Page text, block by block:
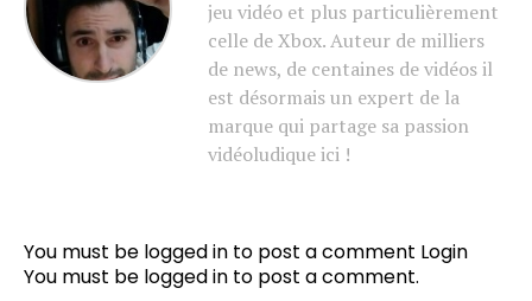
jeu vidéo et plus particulièrement
celle de Xbox. Auteur de milliers
de news, de centaines de vidéos il
est désormais un expert de la
marque qui partage sa passion
vidéoludique ici !
You must be logged in to post a comment Login
You must be logged in to post a comment.